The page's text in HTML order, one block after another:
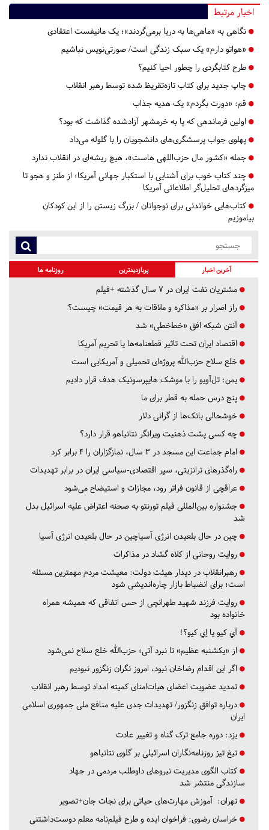
اخبار مرتبط
نگاهی به «ماهی‌ها به دریا برمی‌گردند»؛ یک مانیفست اعتقادی
«هواتو دارم» یک سبک زندگی است/ صورتی‌نویس نباشیم
طرح کتابگردی را چطور احیا کنیم؟
چاپ جدید برای کتاب تازه‌تقریظ شده توسط رهبر انقلاب
قم: «دورت بگردم» یک هدیه جذاب
اولین فرماندهی که پا به خرمشهر آزادشده گذاشت که بود؟
پهلوی جواب پرسشگری‌های دانشجویان را با گلوله می‌داد
جمله «کشور مال حزب‌اللهی هاست»، هیچ ریشه‌ای در انقلاب ندارد
چند کتاب خوب برای آشنایی با استکبار جهانی آمریکا؛ از طنز و هجو تا
میزگردهای تحلیل‌گر اطلاعاتی آمریکا
کتاب‌هایی خواندنی برای نوجوانان / بزرگ زیستن را از این کودکان
بیاموزیم
آخرین اخبار پربازدیدترین روزنامه ها
مشتریان نفت ایران در ۷ سال گذشته +فیلم
راز اصرار بر «مذاکره و ملاقات به هر قیمت» چیست؟
آنتن شبکه افق «خط‌خطی» شد
اقتصاد ایران تحت تاثیر قطعنامه‌ها یا تحریم‌ آمریکا
خلع سلاح حزب‌الله پروژه‌ای تحمیلی و آمریکایی است
یمن: تل‌آویو را با موشک هایپرسونیک هدف قرار دادیم
پنج درس‌ حمله به قطر برای ما
خوشحالی بانک‌ها از گرانی دلار
چه کسی پشت ذهنیت ویرانگر نتانیاهو قرار دارد؟
امام جماعت این مسجد در ۳ سال، نمازگزاران را ۴ برابر کرد
راه‌گذرهای ترانزیتی، سپر اقتصادی-سیاسی ایران در برابر تهدیدات
عراقچی از قانون فراتر رود، مجازات و استیضاح می‌شود
جشنواره بین‌المللی فیلم تورنتو به صحنه اعتراض علیه اسرائیل بدل
شد
چین در حال بلعیدن انرژی آسیاچین در حال بلعیدن انرژی آسیا
روایت روحانی از کلاه گشاد در مذاکرات
رهبرانقلاب در دیدار هیئت دولت: معیشت مردم مهمترین مسئله
است؛ برای انضباط بازار چاره‌اندیشی شود
روایت فرزند شهید طهرانچی از حس اتفاقی که همیشه همراه
خانواده بود
آي كيو يا اِي كيو؟!
از «یکشنبه عظیم» تا نبرد آتی؛ حزب‌الله خلع سلاح نمی‌شود
اگر این اقدام رضاخان نبود، امروز نگران زنگزور نبودیم
تمدید عضویت اعضای هیات‌امنای کمیته امداد توسط رهبر انقلاب
درباره توافق زنگزور/ تهدیدات جدی علیه منافع ملی جمهوری اسلامی
ایران
یزد: دوره جامع ترک گناه و تغییر عادت
تیغ تیز روزنامه‌نگاران اسرائیلی بر گلوی نتانیاهو
کتاب الگوی مدیریت نیروهای داوطلب مردمی در جهاد
سازندگی منتشر شد
تهران: آموزش مهارت‌های حیاتی برای نجات جان+تصویر
خراسان رضوی: فراخوان ایده و طرح فیلم‌نامه معلم دوست‌داشتنی